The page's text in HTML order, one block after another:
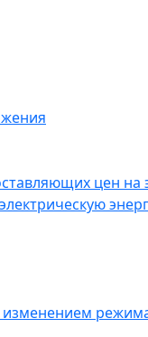
цен
изменением